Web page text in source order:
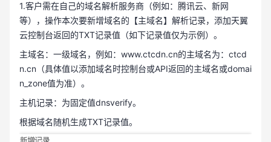
1.客户需在自己的域名解析服务商（例如：腾讯云、新网
等），操作本次要新增域名的【主域名】解析记录，添加天翼
云控制台返回的TXT记录值（如下记录值仅为示例）。
主域名：一级域名，例如：www.ctcdn.cn的主域名为：ctcd
n.cn（具体值以添加域名时控制台或API返回的主域名或domai
n_zone值为准）。
主机记录：为固定值dnsverify。
根据域名随机生成TXT记录值。